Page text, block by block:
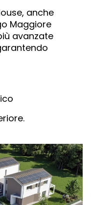
anche
Maggiore
avanzate